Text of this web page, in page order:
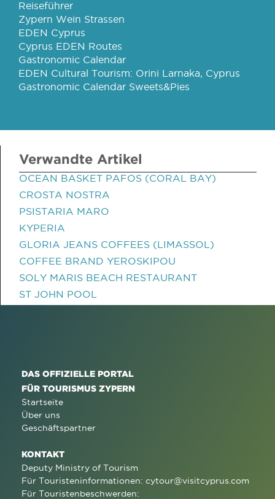
Reiseführer
Zypern Wein Strassen
EDEN Cyprus
Cyprus EDEN Routes
Gastronomic Calendar
EDEN Cultural Tourism: Orini Larnaka, Cyprus
Gastronomic Calendar Sweets&Pies
Verwandte Artikel
OCEAN BASKET PAFOS (CORAL BAY)
CROSTA NOSTRA
PSISTARIA MARO
KYPERIA
GLORIA JEANS COFFEES (LIMASSOL)
COFFEE BRAND YEROSKIPOU
SOLY MARIS BEACH RESTAURANT
ST JOHN POOL
DAS OFFIZIELLE PORTAL
FÜR TOURISMUS ZYPERN
Startseite
Über uns
Geschäftspartner
KONTAKT
Deputy Ministry of Tourism
Für Touristeninformationen: cytour@visitcyprus.com
Für Touristenbeschwerden: